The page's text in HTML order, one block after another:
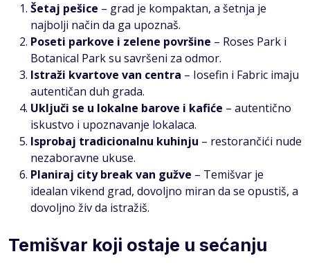
Šetaj pešice – grad je kompaktan, a šetnja je
najbolji način da ga upoznaš.
Poseti parkove i zelene površine – Roses Park i
Botanical Park su savršeni za odmor.
Istraži kvartove van centra – Iosefin i Fabric imaju
autentičan duh grada.
Uključi se u lokalne barove i kafiće – autentično
iskustvo i upoznavanje lokalaca.
Isprobaj tradicionalnu kuhinju – restorančići nude
nezaboravne ukuse.
Planiraj city break van gužve – Temišvar je
idealan vikend grad, dovoljno miran da se opustiš, a
dovoljno živ da istražiš.
Temišvar koji ostaje u sećanju